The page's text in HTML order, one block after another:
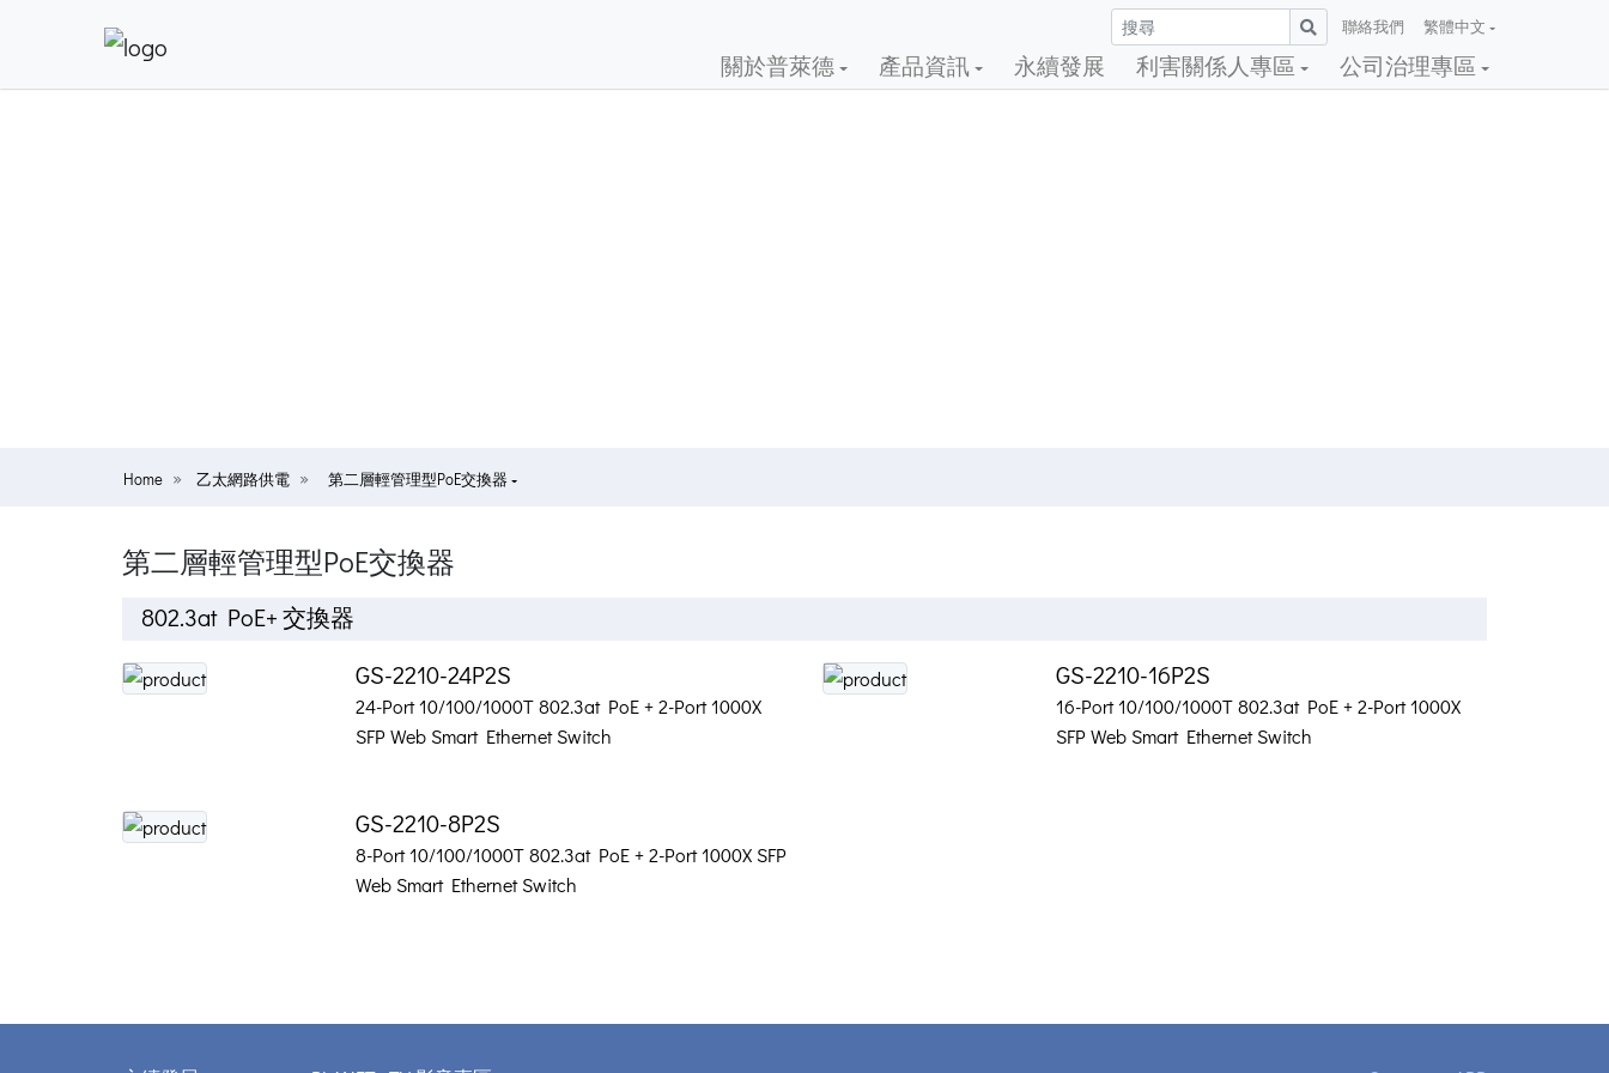
聯絡我們 繁體中文
關於普萊德 產品資訊 永續發展 利害關係人專區 公司治理專區
Home 乙太網路供電 第二層輕管理型PoE交換器
第二層輕管理型PoE交換器
802.3at PoE+ 交換器
GS-2210-24P2S
24-Port 10/100/1000T 802.3at PoE + 2-Port 1000X
SFP Web Smart Ethernet Switch
GS-2210-16P2S
16-Port 10/100/1000T 802.3at PoE + 2-Port 1000X
SFP Web Smart Ethernet Switch
GS-2210-8P2S
8-Port 10/100/1000T 802.3at PoE + 2-Port 1000X SFP
Web Smart Ethernet Switch